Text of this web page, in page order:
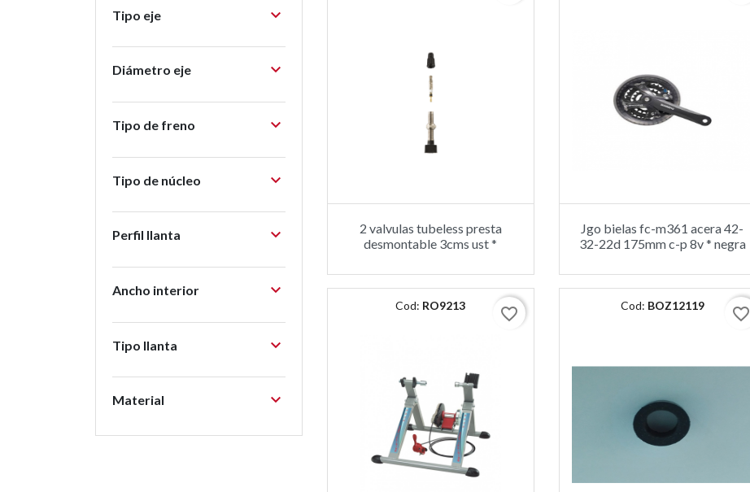
Tipo eje 
Diámetro eje 
Tipo de freno 
Tipo de núcleo 
Perfil llanta 
Ancho interior 
Tipo llanta 
Material 
2 valvulas tubeless presta
desmontable 3cms ust *
Jgo bielas fc-m361 acera 42-
32-22d 175mm c-p 8v * negra
Cod: RO9213 favorite_border Cod: BOZ12119 favorite_border